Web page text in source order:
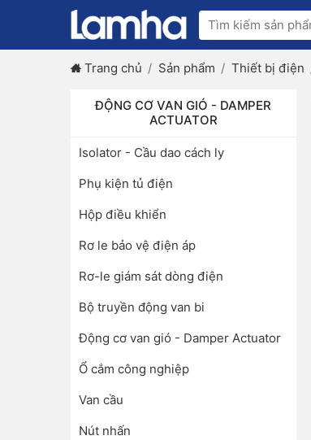
Trang chủ Sản phẩm Thiết bị điện
ĐỘNG CƠ VAN GIÓ - DAMPER
ACTUATOR
Isolator - Cầu dao cách ly
Phụ kiện tủ điện
Hộp điều khiển
Rơ le bảo vệ điện áp
Rơ-le giám sát dòng điện
Bộ truyền động van bi
Động cơ van gió - Damper Actuator
Ổ cắm công nghiệp
Van cầu
Nút nhấn